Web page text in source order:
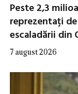
Peste 2,3
reprezentați
escaladării din
7 august 2026